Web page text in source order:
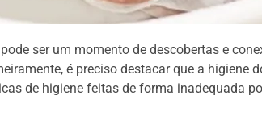
ser um momento de descobertas e
é preciso destacar que a higiene
de higiene feitas de forma inadequada